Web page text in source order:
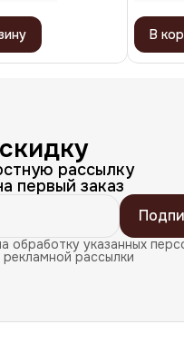
В
рассылку
первый заказ
обработку указанных
рассылки